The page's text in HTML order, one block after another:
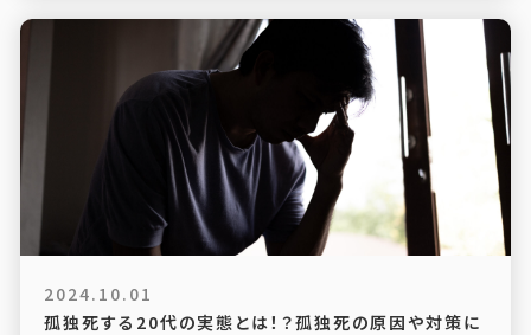
2024.10.01
孤独死する20代の実態とは！？孤独死の原因や対策に